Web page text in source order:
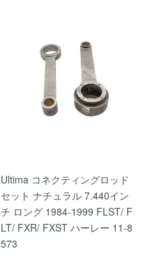
Ultima コネクティングロッド
セット ナチュラル 7.440イン
チ ロング 1984-1999 FLST/ F
LT/ FXR/ FXST ハーレー 11-8
573